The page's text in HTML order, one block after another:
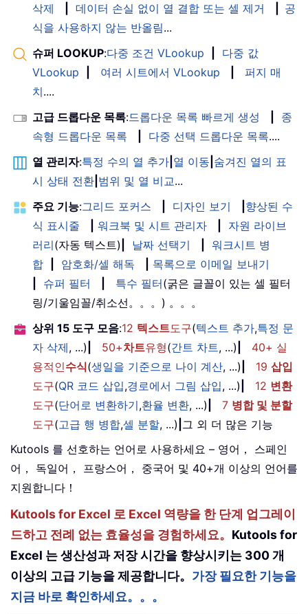
삭제 데이터 손실 없이 열 결합 또는 셀 제거
공
식을 사용하지 않는 반올림...
슈퍼 LOOKUP:다중 조건 VLookup
다중 값
VLookup
여러 시트에서 VLookup
퍼지 매
치....
고급 드롭다운 목록:드롭다운 목록 빠르게 생성
종
속형 드롭다운 목록
다중 선택 드롭다운 목록....
열 관리자:특정 수의 열 추가 열 이동 숨겨진 열의 표
시 상태 전환 범위 및 열 비교...
주요 기능:그리드 포커스 디자인 보기
향상된 수
식 표시줄
워크북 및 시트 관리자
자원 라이브
러리(자동 텍스트) 날짜 선택기
워크시트 병
합
암호화/셀 해독
목록으로 이메일 보내기
슈퍼 필터 특수 필터(굵은 글꼴이 있는 셀 필터
링/기울임꼴/취소선。。。) 。。。
상위 15 도구 모음:12 텍스트도구(텍스트 추가,특정 문
자 삭제, ...) 50+차트유형(간트 차트, ...)
40+ 실
용적인수식(생일을 기준으로 나이 계산, ...) 19 삽입
도구(QR 코드 삽입,경로에서 그림 삽입, ...) 12 변환
도구(단어로 변환하기,환율 변환, ...) 7 병합 및 분할
도구(고급 행 병합,셀 분할, ...) 그 외 더 많은 기능
Kutools 를 선호하는 언어로 사용하세요 – 영어， 스페인
어， 독일어， 프랑스어， 중국어 및 40+개 이상의 언어를
지원합니다！
Kutools for Excel 로 Excel 역량을 한 단계 업그레이
드하고 전례 없는 효율성을 경험하세요。 Kutools for
Excel 는 생산성과 저장 시간을 향상시키는 300 개
이상의 고급 기능을 제공합니다。 가장 필요한 기능을
지금 바로 확인하세요。。。